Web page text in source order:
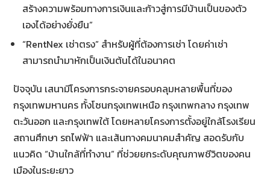
สร้างความพร้อมทางการเงินและก้าวสู่การมีบ้านเป็นของตัว
เองได้อย่างยั่งยืน”
“RentNex เช่าตรง” สำหรับผู้ที่ต้องการเช่า โดยค่าเช่า
สามารถนำมาหักเป็นเงินต้นได้ในอนาคต
ปัจจุบัน เสนามีโครงการกระจายครอบคลุมหลายพื้นที่ของ
กรุงเทพมหานคร ทั้งโซนกรุงเทพเหนือ กรุงเทพกลาง กรุงเทพ
ตะวันออก และกรุงเทพใต้ โดยหลายโครงการตั้งอยู่ใกล้โรงเรียน
สถานศึกษา รถไฟฟ้า และเส้นทางคมนาคมสำคัญ สอดรับกับ
แนวคิด “บ้านใกล้ที่ทำงาน” ที่ช่วยยกระดับคุณภาพชีวิตของคน
เมืองในระยะยาว